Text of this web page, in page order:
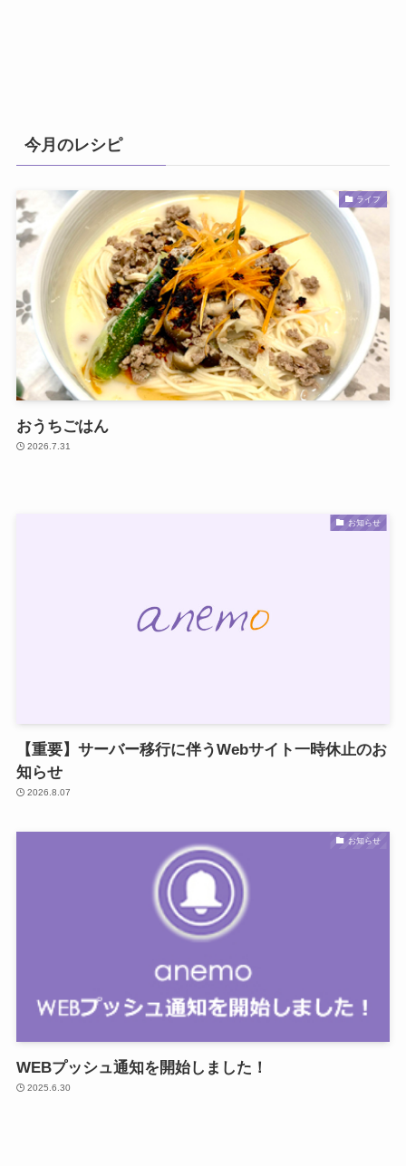
今月のレシピ
ライフ
おうちごはん
2026.7.31
お知らせ
【重要】サーバー移行に伴うWebサイト一時休止のお
知らせ
2026.8.07
お知らせ
WEBプッシュ通知を開始しました！
2025.6.30